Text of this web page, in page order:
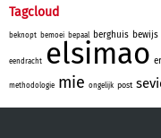
Tagcloud
beknopt bemoei bepaal berghuis bewijs
eendracht elsimao
methodologie mie ongelijk post